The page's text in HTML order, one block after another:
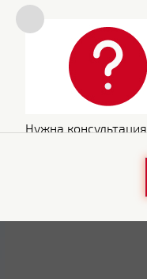
Нужна консультация